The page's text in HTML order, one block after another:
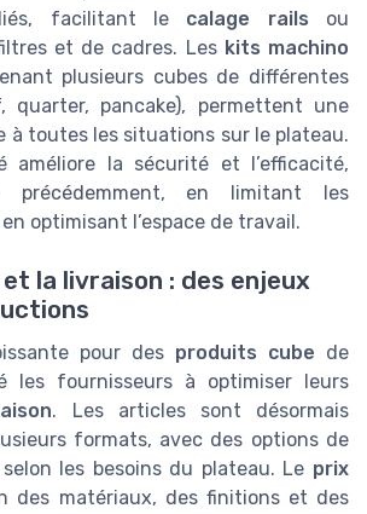
facilitant le calage rails ou
et de cadres. Les kits machino
plusieurs cubes de différentes
pancake), permettent une
à toutes les situations sur le plateau.
améliore la sécurité et l’efficacité,
précédemment, en limitant les
optimisant l’espace de travail.
la livraison : des enjeux
pour des produits cube de
les fournisseurs à optimiser leurs
. Les articles sont désormais
formats, avec des options de
les besoins du plateau. Le prix
des matériaux, des finitions et des